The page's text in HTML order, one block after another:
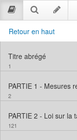
Retour en haut
Titre abrégé
1
PARTIE 1 - Mesures
2
PARTIE 2 - Loi sur la
121